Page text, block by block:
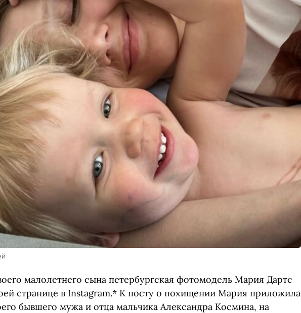
малолетнего сына петербургская фотомодель Мария Дартс
странице в Instagram.* К посту о похищении Мария приложила
бывшего мужа и отца мальчика Александра Космина, на